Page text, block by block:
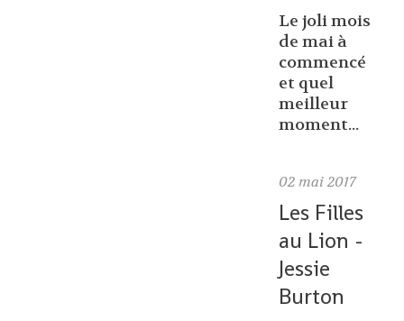
Le joli mois
de mai à
commencé
et quel
meilleur
moment...
02 mai 2017
Les Filles
au Lion -
Jessie
Burton